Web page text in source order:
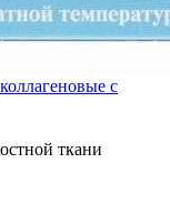
с
ткани